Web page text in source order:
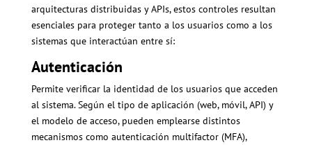
arquitecturas distribuidas y APIs, estos controles resultan
esenciales para proteger tanto a los usuarios como a los
sistemas que interactúan entre sí:
Autenticación
Permite verificar la identidad de los usuarios que acceden
al sistema. Según el tipo de aplicación (web, móvil, API) y
el modelo de acceso, pueden emplearse distintos
mecanismos como autenticación multifactor (MFA),